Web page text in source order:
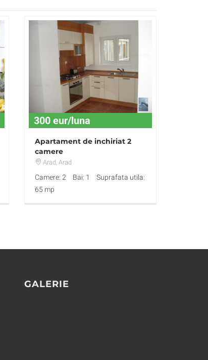
300 eur/luna
Apartament de inchiriat 2
camere
Arad, Arad
Camere: 2 Bai: 1
Suprafata utila:
65 mp
GALERIE